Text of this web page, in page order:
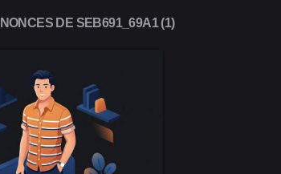
DE SEB691_69A1 (1)